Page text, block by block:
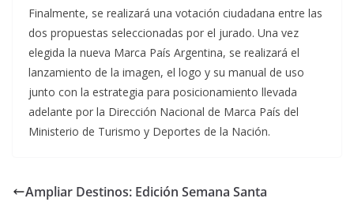
Finalmente, se realizará una votación ciudadana entre las
dos propuestas seleccionadas por el jurado. Una vez
elegida la nueva Marca País Argentina, se realizará el
lanzamiento de la imagen, el logo y su manual de uso
junto con la estrategia para posicionamiento llevada
adelante por la Dirección Nacional de Marca País del
Ministerio de Turismo y Deportes de la Nación.
Ampliar Destinos: Edición Semana Santa